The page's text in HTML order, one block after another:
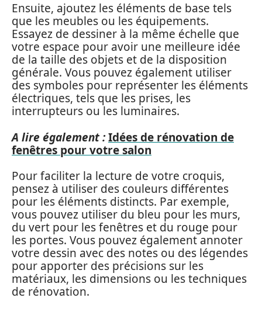
Ensuite, ajoutez les éléments de base tels
que les meubles ou les équipements.
Essayez de dessiner à la même échelle que
votre espace pour avoir une meilleure idée
de la taille des objets et de la disposition
générale. Vous pouvez également utiliser
des symboles pour représenter les éléments
électriques, tels que les prises, les
interrupteurs ou les luminaires.
A lire également :Idées de rénovation de
fenêtres pour votre salon
Pour faciliter la lecture de votre croquis,
pensez à utiliser des couleurs différentes
pour les éléments distincts. Par exemple,
vous pouvez utiliser du bleu pour les murs,
du vert pour les fenêtres et du rouge pour
les portes. Vous pouvez également annoter
votre dessin avec des notes ou des légendes
pour apporter des précisions sur les
matériaux, les dimensions ou les techniques
de rénovation.